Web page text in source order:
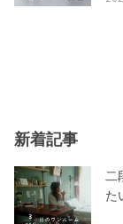
新着記事
二
た